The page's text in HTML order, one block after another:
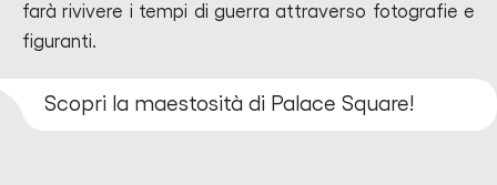
farà rivivere i tempi di guerra attraverso fotografie e
figuranti.
Scopri la maestosità di Palace Square!